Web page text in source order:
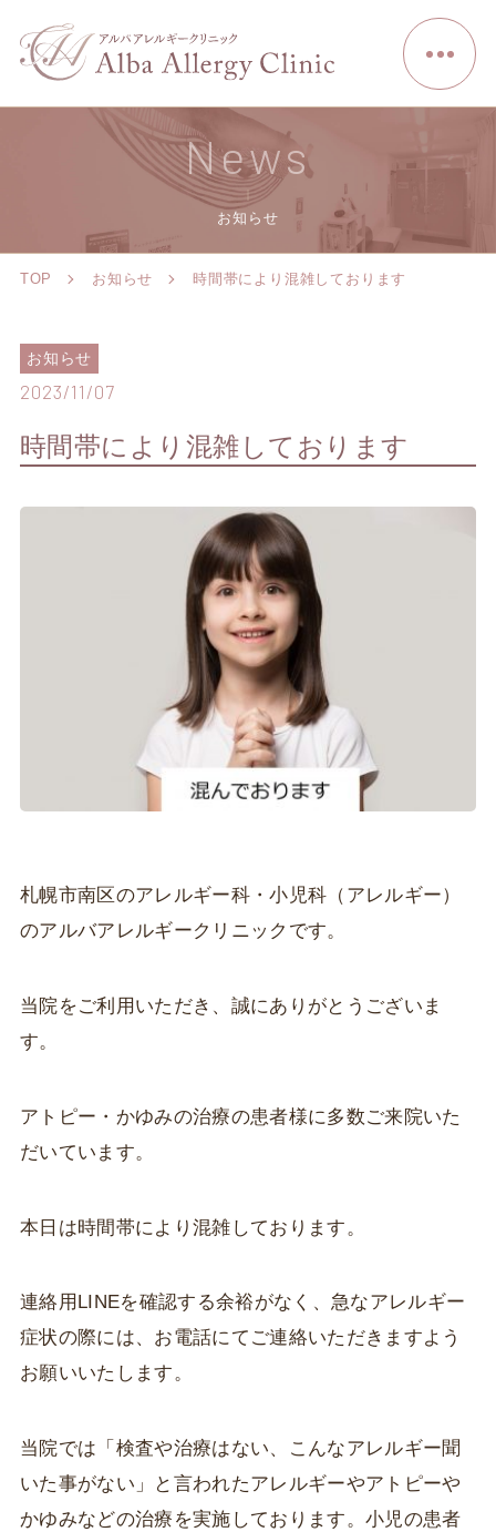
News
お知らせ
TOP お知らせ 時間帯により混雑しております
お知らせ
2023/11/07
時間帯により混雑しております
札幌市南区のアレルギー科・小児科（アレルギー）
のアルバアレルギークリニックです。
当院をご利用いただき、誠にありがとうございま
す。
アトピー・かゆみの治療の患者様に多数ご来院いた
だいています。
本日は時間帯により混雑しております。
連絡用LINEを確認する余裕がなく、急なアレルギー
症状の際には、お電話にてご連絡いただきますよう
お願いいたします。
当院では「検査や治療はない、こんなアレルギー聞
いた事がない」と言われたアレルギーやアトピーや
かゆみなどの治療を実施しております。小児の患者